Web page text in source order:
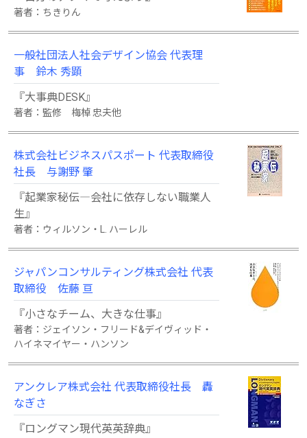
著者：ちきりん
一般社団法人社会デザイン協会 代表理
事 鈴木 秀顕
『大事典DESK』
著者：監修 梅棹 忠夫他
株式会社ビジネスパスポート 代表取締役
社長 与謝野 肇
『起業家秘伝―会社に依存しない職業人
生』
著者：ウィルソン・L. ハーレル
ジャパンコンサルティング株式会社 代表
取締役 佐藤 亘
『小さなチーム、大きな仕事』
著者：ジェイソン・フリード&デイヴィッド・
ハイネマイヤー・ハンソン
アンクレア株式会社 代表取締役社長 轟
なぎさ
『ロングマン現代英英辞典』